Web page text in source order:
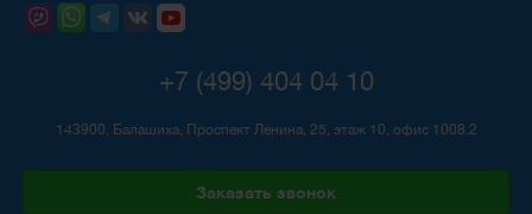
+7 (499) 404 04 10
143900, Балашиха, Проспект Ленина, 25, этаж 10, офис 1008.2
Заказать звонок